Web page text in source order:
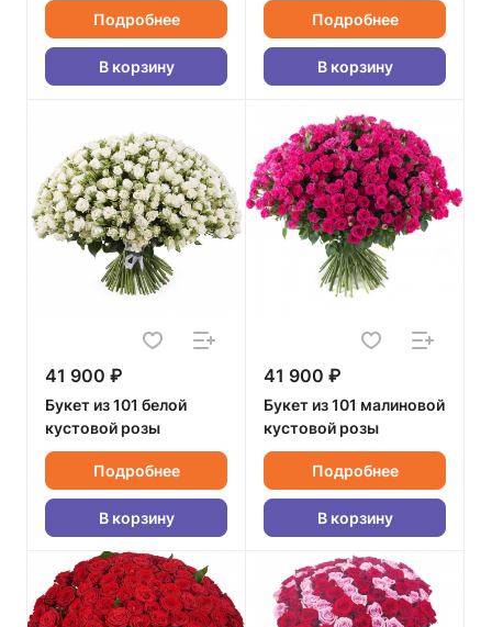
Подробнее
В корзину
Подробнее
В корзину
41 900 ₽
Букет из 101 белой
кустовой розы
Подробнее
В корзину
41 900 ₽
Букет из 101 малиновой
кустовой розы
Подробнее
В корзину